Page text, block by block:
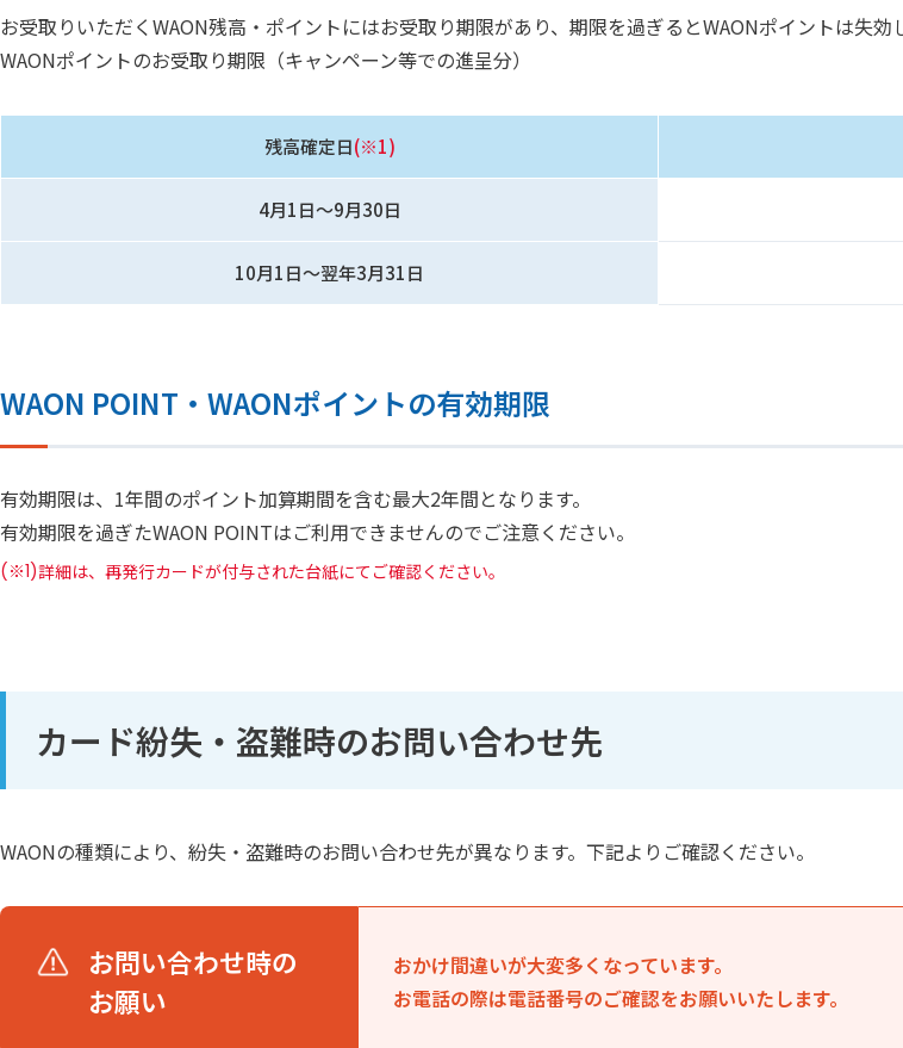
お受取りいただくWAON残高・ポイントにはお受取り期限があり、期限を過ぎるとWAONポイントは失効
WAONポイントのお受取り期限（キャンペーン等での進呈分）
残高確定日(※1)
4月1日～9月30日
10月1日～翌年3月31日
WAON POINT・WAONポイントの有効期限
有効期限は、1年間のポイント加算期間を含む最大2年間となります。
有効期限を過ぎたWAON POINTはご利用できませんのでご注意ください。
(※1)詳細は、再発行カードが付与された台紙にてご確認ください。
カード紛失・盗難時のお問い合わせ先
WAONの種類により、紛失・盗難時のお問い合わせ先が異なります。下記よりご確認ください。
お問い合わせ時の
お願い
おかけ間違いが大変多くなっています。
お電話の際は電話番号のご確認をお願いいたします。